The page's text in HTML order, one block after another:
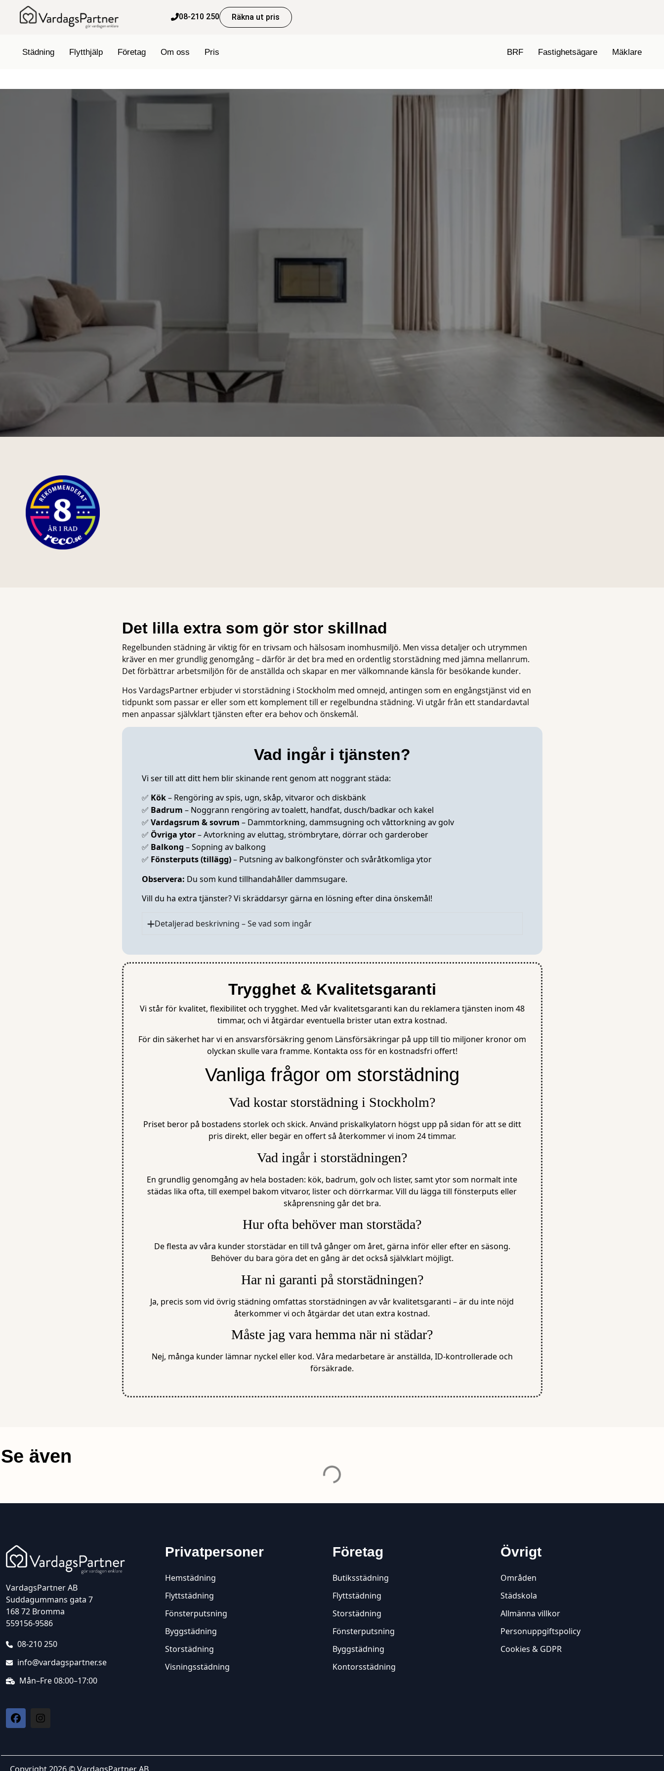
content
08-210 250 Räkna ut pris
Städning Flytthjälp Företag Om oss Pris BRF Fastighetsägare Mäklare
Det lilla extra som gör stor skillnad
Regelbunden städning är viktig för en trivsam och hälsosam inomhusmiljö. Men vissa detaljer och utrymmen
kräver en mer grundlig genomgång – därför är det bra med en ordentlig storstädning med jämna mellanrum.
Det förbättrar arbetsmiljön för de anställda och skapar en mer välkomnande känsla för besökande kunder.
Hos VardagsPartner erbjuder vi storstädning i Stockholm med omnejd, antingen som en engångstjänst vid en
tidpunkt som passar er eller som ett komplement till er regelbundna städning. Vi utgår från ett standardavtal
men anpassar självklart tjänsten efter era behov och önskemål.
Vad ingår i tjänsten?
Vi ser till att ditt hem blir skinande rent genom att noggrant städa:
✅ Kök– Rengöring av spis, ugn, skåp, vitvaror och diskbänk
✅ Badrum – Noggrann rengöring av toalett, handfat, dusch/badkar och kakel
✅ Vardagsrum & sovrum – Dammtorkning, dammsugning och våttorkning av golv
✅ Övriga ytor– Avtorkning av eluttag, strömbrytare, dörrar och garderober
✅ Balkong – Sopning av balkong
✅ Fönsterputs (tillägg)– Putsning av balkongfönster och svåråtkomliga ytor
Observera: Du som kund tillhandahåller dammsugare.
Vill du ha extra tjänster? Vi skräddarsyr gärna en lösning efter dina önskemål!
Detaljerad beskrivning – Se vad som ingår
Trygghet & Kvalitetsgaranti
Vi står för kvalitet, flexibilitet och trygghet. Med vår kvalitetsgaranti kan du reklamera tjänsten inom 48
timmar, och vi åtgärdar eventuella brister utan extra kostnad.
För din säkerhet har vi en ansvarsförsäkring genom Länsförsäkringar på upp till tio miljoner kronor om
olyckan skulle vara framme. Kontakta oss för en kostnadsfri offert!
Vanliga frågor om storstädning
Vad kostar storstädning i Stockholm?
Priset beror på bostadens storlek och skick. Använd priskalkylatorn högst upp på sidan för att se ditt
pris direkt, eller begär en offert så återkommer vi inom 24 timmar.
Vad ingår i storstädningen?
En grundlig genomgång av hela bostaden: kök, badrum, golv och lister, samt ytor som normalt inte
städas lika ofta, till exempel bakom vitvaror, lister och dörrkarmar. Vill du lägga till fönsterputs eller
skåprensning går det bra.
Hur ofta behöver man storstäda?
De flesta av våra kunder storstädar en till två gånger om året, gärna inför eller efter en säsong.
Behöver du bara göra det en gång är det också självklart möjligt.
Har ni garanti på storstädningen?
Ja, precis som vid övrig städning omfattas storstädningen av vår kvalitetsgaranti – är du inte nöjd
återkommer vi och åtgärdar det utan extra kostnad.
Måste jag vara hemma när ni städar?
Nej, många kunder lämnar nyckel eller kod. Våra medarbetare är anställda, ID-kontrollerade och
försäkrade.
Se även
VardagsPartner AB
Suddagummans gata 7
168 72 Bromma
559156-9586
08-210 250
info@vardagspartner.se
Mån–Fre 08:00–17:00
Privatpersoner
Hemstädning
Flyttstädning
Fönsterputsning
Byggstädning
Storstädning
Visningsstädning
Företag
Butiksstädning
Flyttstädning
Storstädning
Fönsterputsning
Byggstädning
Kontorsstädning
Övrigt
Områden
Städskola
Allmänna villkor
Personuppgiftspolicy
Cookies & GDPR